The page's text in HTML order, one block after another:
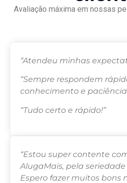
Avaliação máxima em nossas
“Atendeu minhas
“Sempre respondem
conhecimento e
“Tudo certo e rápido!”
“Estou super contente
AlugaMais, pela
Espero fazer muitos bons